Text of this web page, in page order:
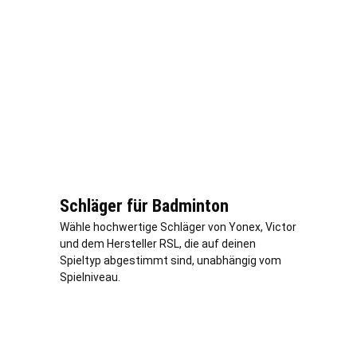
Schläger für Badminton
Wähle hochwertige Schläger von Yonex, Victor
und dem Hersteller RSL, die auf deinen
Spieltyp abgestimmt sind, unabhängig vom
Spielniveau.